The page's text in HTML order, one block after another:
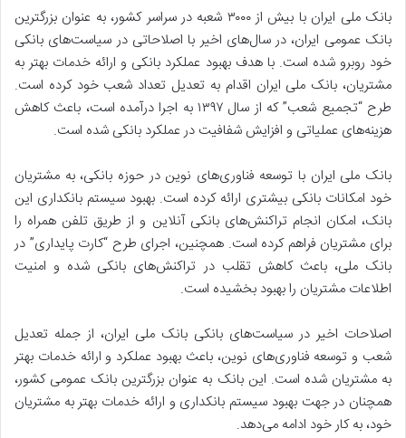
بانک ملی ایران با بیش از ۳۰۰۰ شعبه در سراسر کشور، به عنوان بزرگترین
بانک عمومی ایران، در سال‌های اخیر با اصلاحاتی در سیاست‌های بانکی
خود روبرو شده است. با هدف بهبود عملکرد بانکی و ارائه خدمات بهتر به
مشتریان، بانک ملی ایران اقدام به تعدیل تعداد شعب خود کرده است.
طرح “تجمیع شعب” که از سال ۱۳۹۷ به اجرا درآمده است، باعث کاهش
هزینه‌های عملیاتی و افزایش شفافیت در عملکرد بانکی شده است.
بانک ملی ایران با توسعه فناوری‌های نوین در حوزه بانکی، به مشتریان
خود امکانات بانکی بیشتری ارائه کرده است. بهبود سیستم بانکداری این
بانک، امکان انجام تراکنش‌های بانکی آنلاین و از طریق تلفن همراه را
برای مشتریان فراهم کرده است. همچنین، اجرای طرح “کارت پایداری” در
بانک ملی، باعث کاهش تقلب در تراکنش‌های بانکی شده و امنیت
اطلاعات مشتریان را بهبود بخشیده است.
اصلاحات اخیر در سیاست‌های بانکی بانک ملی ایران، از جمله تعدیل
شعب و توسعه فناوری‌های نوین، باعث بهبود عملکرد و ارائه خدمات بهتر
به مشتریان شده است. این بانک به عنوان بزرگترین بانک عمومی کشور،
همچنان در جهت بهبود سیستم بانکداری و ارائه خدمات بهتر به مشتریان
خود، به کار خود ادامه می‌دهد.